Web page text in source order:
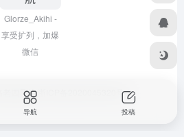
Glorze_Akihi -
享受扩列，加爆
微信
高老四导航 浙ICP备2020045320号-3
导航 投稿